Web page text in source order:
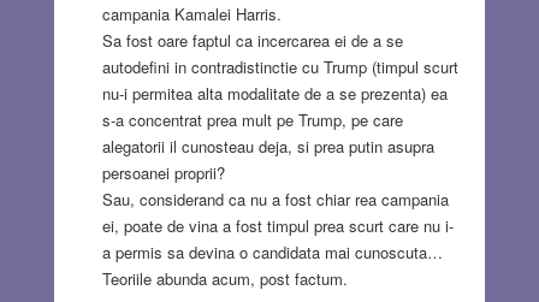
campania Kamalei Harris.
Sa fost oare faptul ca incercarea ei de a se
autodefini in contradistinctie cu Trump (timpul scurt
nu-i permitea alta modalitate de a se prezenta) ea
s-a concentrat prea mult pe Trump, pe care
alegatorii il cunosteau deja, si prea putin asupra
persoanei proprii?
Sau, considerand ca nu a fost chiar rea campania
ei, poate de vina a fost timpul prea scurt care nu i-
a permis sa devina o candidata mai cunoscuta…
Teoriile abunda acum, post factum.